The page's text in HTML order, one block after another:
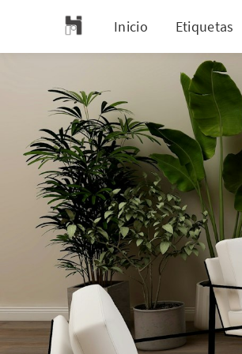
Inicio Etiquetas